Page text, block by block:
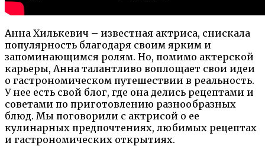
Анна Хилькевич – известная актриса, снискала
популярность благодаря своим ярким и
запоминающимся ролям. Но, помимо актерской
карьеры, Анна талантливо воплощает свои идеи
о гастрономическом путешествии в реальность.
У нее есть свой блог, где она делись рецептами и
советами по приготовлению разнообразных
блюд. Мы поговорили с актрисой о ее
кулинарных предпочтениях, любимых рецептах
и гастрономических открытиях.